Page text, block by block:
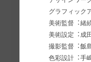
グラフィック
美術監督︓緒
美術設定︓成
撮影監督︓飯
⾊彩設計︓⼿